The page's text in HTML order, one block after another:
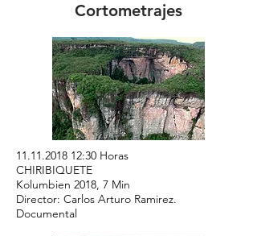
Cortometrajes
11.11.2018 12:30 Horas
CHIRIBIQUETE
Kolumbien 2018, 7 Min
Director: Carlos Arturo Ramirez.
Documental